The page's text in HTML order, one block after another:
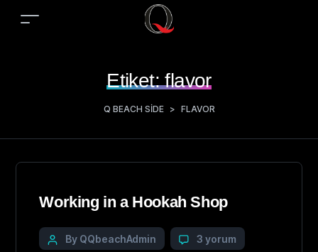
Etiket:flavor
Q BEACH SIDE > FLAVOR
Working in a Hookah Shop
By QQbeachAdmin 3 yorum